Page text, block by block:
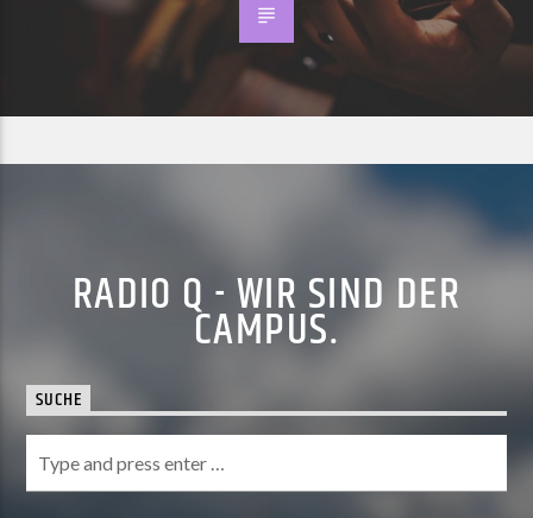
RADIO Q - WIR SIND DER
CAMPUS.
SUCHE